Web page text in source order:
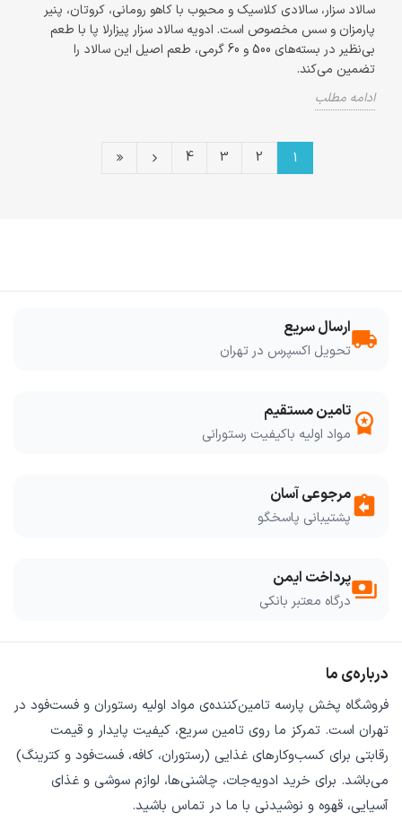
سالاد سزار، سالادی کلاسیک و محبوب با کاهو رومانی، کروتان، پنیر
پارمزان و سس مخصوص است. ادویه سالاد سزار پیزارلا پا با طعم
بی‌نظیر در بسته‌های 500 و 60 گرمی، طعم اصیل این سالاد را
تضمین می‌کند.
ادامه مطلب
1
2
3
4
local_shippingارسال سریع
تحویل اکسپرس در تهران
workspace_premium تامین مستقیم
مواد اولیه باکیفیت رستورانی
assignment_returnمرجوعی آسان
پشتیبانی پاسخگو
paymentsپرداخت ایمن
درگاه معتبر بانکی
درباره‌ی ما
فروشگاه پخش پارسه تامین‌کننده‌ی مواد اولیه رستوران و فست‌فود در
تهران است. تمرکز ما روی تامین سریع، کیفیت پایدار و قیمت
رقابتی برای کسب‌وکارهای غذایی (رستوران، کافه، فست‌فود و کترینگ)
می‌باشد. برای خرید ادویه‌جات، چاشنی‌ها، لوازم سوشی و غذای
آسیایی، قهوه و نوشیدنی با ما در تماس باشید.